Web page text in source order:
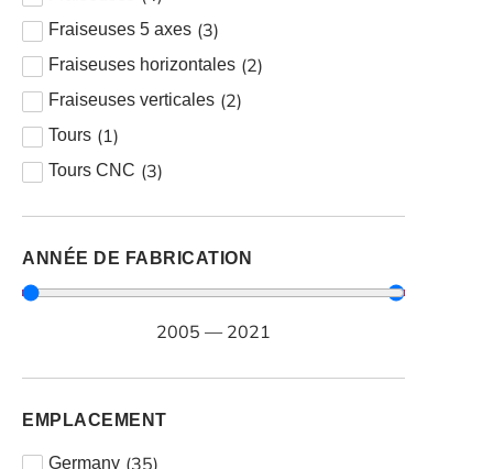
Fraiseuses 5 axes (3)
Fraiseuses horizontales (2)
Fraiseuses verticales (2)
Tours (1)
Tours CNC (3)
ANNÉE DE FABRICATION
2005 — 2021
EMPLACEMENT
Germany (35)